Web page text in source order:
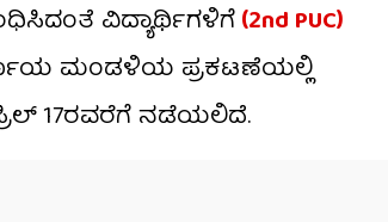
ವಿದ್ಯಾರ್ಥಿಗಳಿಗೆ(2nd PUC)
ನಿರ್ಣಯ ಮಂಡಳಿಯ ಪ್ರಕಟಣೆಯಲ್ಲಿ
17ರವರೆಗೆ ನಡೆಯಲಿದೆ.